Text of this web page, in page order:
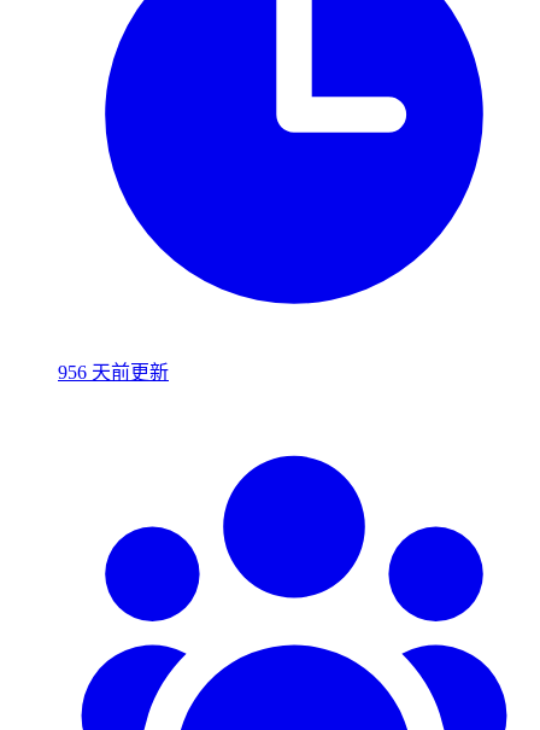
956 天前更新